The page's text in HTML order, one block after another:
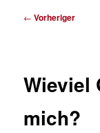
Beitragsnavigation
← Vorheriger
Wieviel
mich?